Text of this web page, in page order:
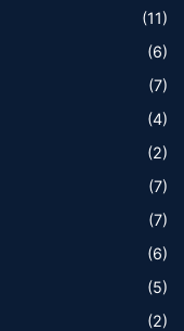
(11)
(6)
(7)
(4)
(2)
(7)
(7)
(6)
(5)
(2)